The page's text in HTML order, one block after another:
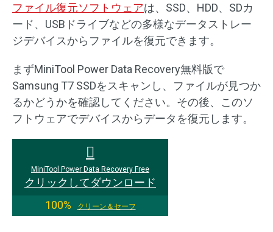
ファイル復元ソフトウェアは、SSD、HDD、SDカ
ード、USBドライブなどの多様なデータストレー
ジデバイスからファイルを復元できます。
まずMiniTool Power Data Recovery無料版で
Samsung T7 SSDをスキャンし、ファイルが見つか
るかどうかを確認してください。その後、このソ
フトウェアでデバイスからデータを復元します。
MiniTool Power Data Recovery Free
クリックしてダウンロード
100%
クリーン＆セーフ